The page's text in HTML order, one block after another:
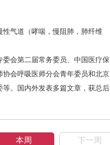
气道（哮喘，慢阻肺，肺纤维
会第二届常务委员、中国医疗保
会呼吸医师分会青年委员和北京
。国内外发表多篇文章，获总后
本周 下一周